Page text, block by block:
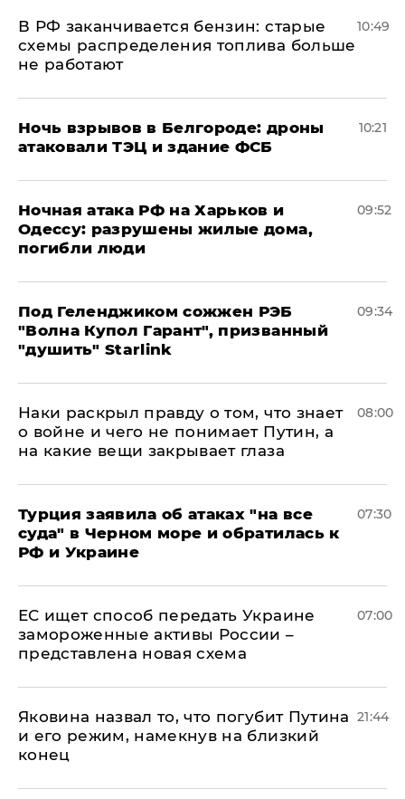
​В РФ заканчивается бензин: старые
схемы распределения топлива больше
не работают
10:49
​Ночь взрывов в Белгороде: дроны
атаковали ТЭЦ и здание ФСБ
10:21
​Ночная атака РФ на Харьков и
Одессу: разрушены жилые дома,
погибли люди
09:52
Под Геленджиком сожжен РЭБ
"Волна Купол Гарант", призванный
"душить" Starlink
09:34
Наки раскрыл правду о том, что знает
о войне и чего не понимает Путин, а
на какие вещи закрывает глаза
08:00
Турция заявила об атаках "на все
суда" в Черном море и обратилась к
РФ и Украине
07:30
ЕС ищет способ передать Украине
замороженные активы России –
представлена новая схема
07:00
Яковина назвал то, что погубит Путина
и его режим, намекнув на близкий
конец
21:44